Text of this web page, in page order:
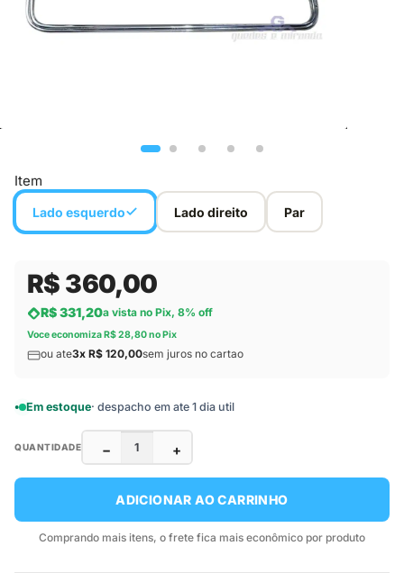
R$ 360,00
R$ 331,20a vista no Pix, 8% off
Voce economiza R$ 28,80 no Pix
ou ate3x R$ 120,00sem juros no cartao
Em estoque· despacho em ate 1 dia util
Item
Lado esquerdo Lado direito Par
QUANTIDADE − +
ADICIONAR AO CARRINHO
Comprando mais itens, o frete fica mais econômico por produto